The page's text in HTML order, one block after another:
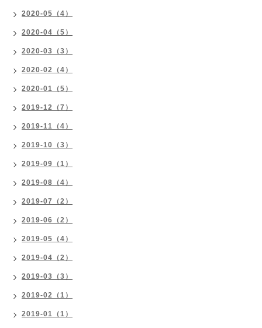
2020-05（4）
2020-04（5）
2020-03（3）
2020-02（4）
2020-01（5）
2019-12（7）
2019-11（4）
2019-10（3）
2019-09（1）
2019-08（4）
2019-07（2）
2019-06（2）
2019-05（4）
2019-04（2）
2019-03（3）
2019-02（1）
2019-01（1）